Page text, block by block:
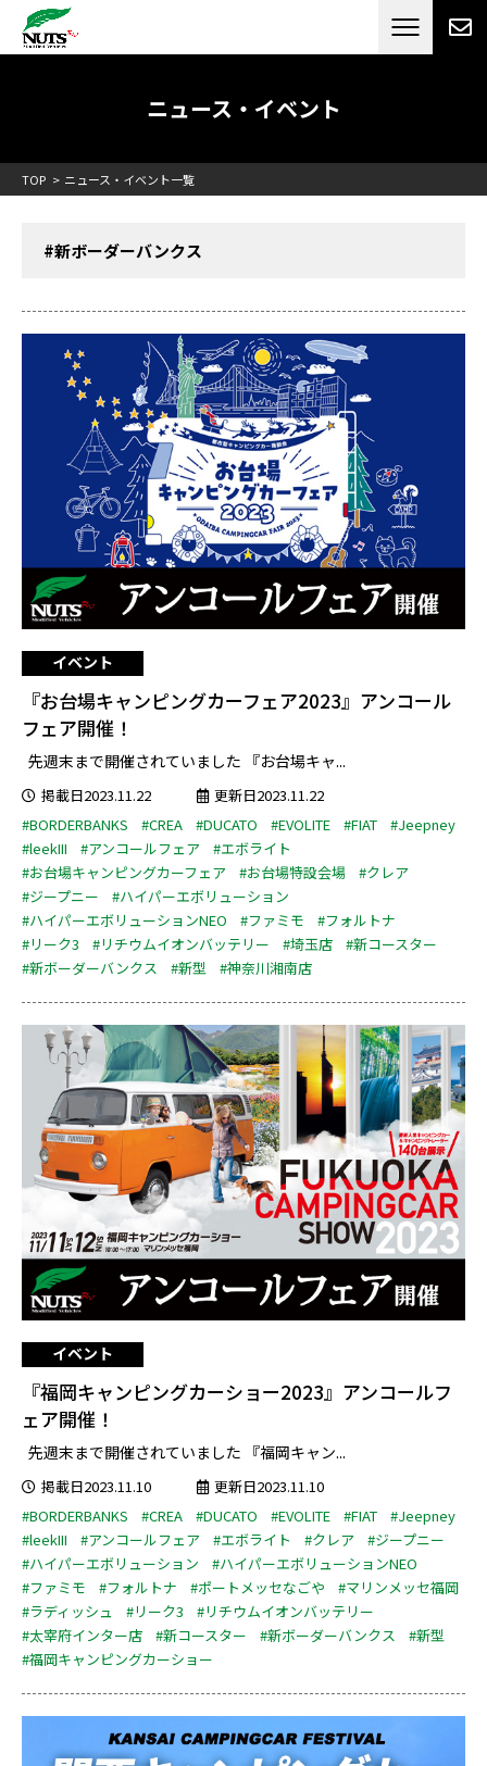
日本最大級のキャンピングカーメーカー
RV[テレビCM放送]
ニュース・イベント
TOP ニュース・イベント一覧
#新ボーダーバンクス
イベント
『お台場キャンピングカーフェア2023』アンコール
フェア開催！
先週末まで開催されていました 『お台場キャ...
掲載日2023.11.22
更新日2023.11.22
#BORDERBANKS
#CREA #DUCATO #EVOLITE #FIAT
#Jeepney
#leekIII
#アンコールフェア
#エボライト
#お台場キャンピングカーフェア
#お台場特設会場
#クレア
#ジープニー
#ハイパーエボリューション
#ハイパーエボリューションNEO
#ファミモ
#フォルトナ
#リーク3
#リチウムイオンバッテリー #埼玉店
#新コースター
#新ボーダーバンクス
#新型 #神奈川湘南店
イベント
『福岡キャンピングカーショー2023』アンコールフ
ェア開催！
先週末まで開催されていました 『福岡キャン...
掲載日2023.11.10
更新日2023.11.10
#BORDERBANKS
#CREA #DUCATO #EVOLITE #FIAT
#Jeepney
#leekIII
#アンコールフェア #エボライト #クレア
#ジープニー
#ハイパーエボリューション
#ハイパーエボリューションNEO
#ファミモ
#フォルトナ #ポートメッセなごや
#マリンメッセ福岡
#ラディッシュ
#リーク3
#リチウムイオンバッテリー
#太宰府インター店
#新コースター #新ボーダーバンクス
#新型
#福岡キャンピングカーショー